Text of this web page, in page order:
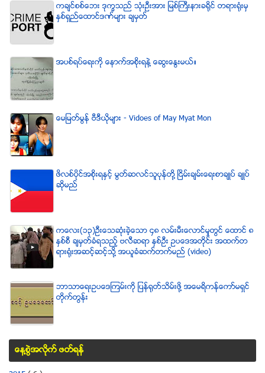
ကခ်င္စစ္ေဘး ဒုကၡသည္ သံုးဦးအား ျမစ္ႀကီးနားခရိုင္ တရားရံုးမွ
ႏွစ္ရွည္ေထာင္ဒဏ္မ်ား ခ်မွတ္
အပစ္ရပ္ေရးကို ေနာက္အစိုးရနဲ႔ ေဆြးေႏြးမယ္။
ေမျမတ္မြန္ ဗီဒီယုိမ်ား - Vidoes of May Myat Mon
ဖိလစ္ပိုင္အစိုးရႏွင့္ မြတ္ဆလင္သူပုန္တို႔ ၿငိမ္းခ်မ္းေရးစာခ်ဳပ္ ခ်ဳပ္
ဆိုမည္
ကေလး(၁၃)ဦးေသဆံုးခဲ့ေသာ ၄၈ လမ္းမီးေလာင္မႈတြင္ ေထာင္ ၈
ႏွစ္စီ ခ်မွတ္ခံရသည့္ ဗလီဆရာ ႏွစ္ဦး ဥပေဒအတိုင္း အထက္တ
ရားရံုးအဆင့္ဆင့္သို႔ အယူခံဆက္တက္မည္ (video)
ဘာသာေရးဥပေဒၾကမ္းကို ျပန္ရုတ္သိမ္းဖို႔ အေမရိကန္ေကာ္မရွင္
တိုက္တြန္း
ေန႔စြဲအလိုက္ ဖတ္ရန္